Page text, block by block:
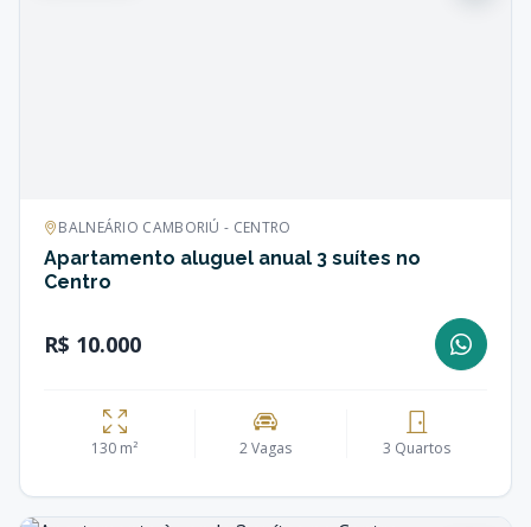
BALNEÁRIO CAMBORIÚ - CENTRO
Apartamento aluguel anual 3 suítes no
Centro
R$ 10.000
130 m² 2 Vagas 3 Quartos